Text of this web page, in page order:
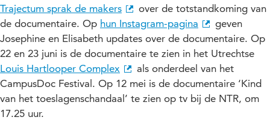
Trajectum sprak de makers
over de totstandkoming van
de documentaire. Op hun Instagram-pagina
geven
Josephine en Elisabeth updates over de documentaire. Op
22 en 23 juni is de documentaire te zien in het Utrechtse
Louis Hartlooper Complex
als onderdeel van het
CampusDoc Festival. Op 12 mei is de documentaire ‘Kind
van het toeslagenschandaal’ te zien op tv bij de NTR, om
17.25 uur.